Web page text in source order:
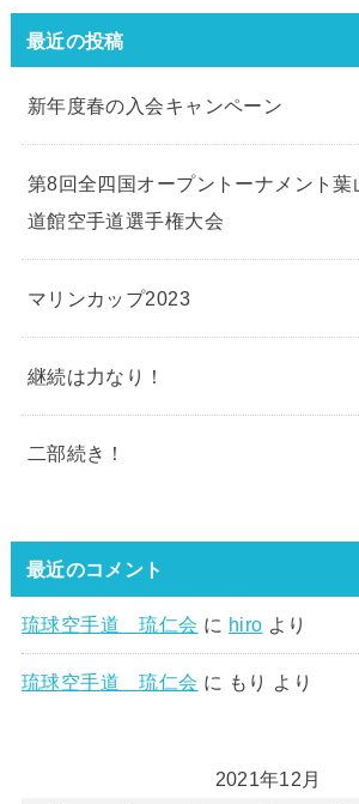
最近の投稿
新年度春の入会キャンペーン
第8回全四国オープントーナメント
道館空手道選手権大会
マリンカップ2023
継続は力なり！
二部続き！
最近のコメント
琉球空手道 琉仁会 に hiro より
琉球空手道 琉仁会 に もり より
2021年12月